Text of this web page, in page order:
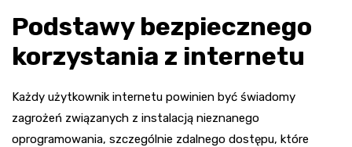
Podstawy bezpiecznego
korzystania z internetu
Każdy użytkownik internetu powinien być świadomy
zagrożeń związanych z instalacją nieznanego
oprogramowania, szczególnie zdalnego dostępu, które